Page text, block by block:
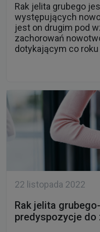
Rak jelita grubego
występujących
jest on drugim pod
zachorowań
dotykającym co
22 listopada 2022
Rak jelita
predyspozycje do